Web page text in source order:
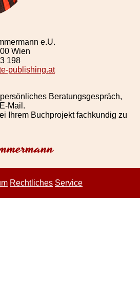
e.U.
Wien
198
publishing.at
Beratungsgespräch,
Mail.
Ihrem Buchprojekt fachkundig zu
Rechtliches Service